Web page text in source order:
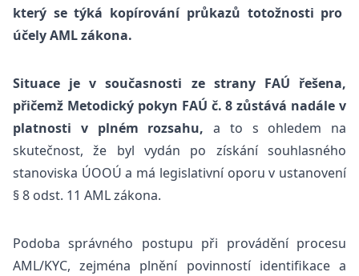
který se týká kopírování průkazů totožnosti pro
účely AML zákona.
Situace je v současnosti ze strany FAÚ řešena,
přičemž Metodický pokyn FAÚ č. 8 zůstává nadále v
platnosti v plném rozsahu, a to s ohledem na
skutečnost, že byl vydán po získání souhlasného
stanoviska ÚOOÚ a má legislativní oporu v ustanovení
§ 8 odst. 11 AML zákona.
Podoba správného postupu při provádění procesu
AML/KYC, zejména plnění povinností identifikace a